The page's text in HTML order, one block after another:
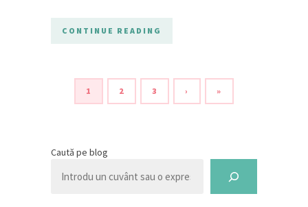
CONTINUE READING
1 2 3 › »
Caută pe blog